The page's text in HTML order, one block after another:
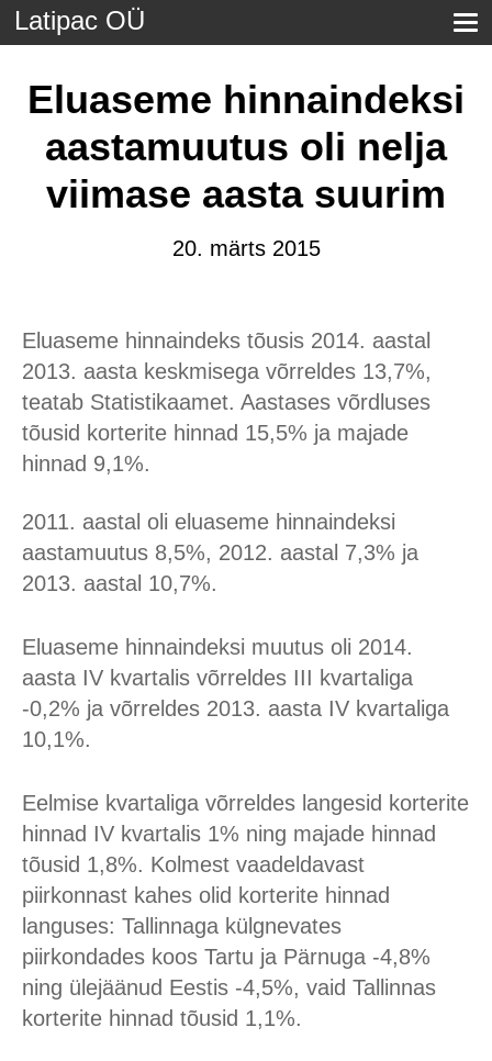
Latipac OÜ
Eluaseme hinnaindeksi
aastamuutus oli nelja
viimase aasta suurim
20. märts 2015
Eluaseme hinnaindeks tõusis 2014. aastal
2013. aasta keskmisega võrreldes 13,7%,
teatab Statistikaamet. Aastases võrdluses
tõusid korterite hinnad 15,5% ja majade
hinnad 9,1%.
2011. aastal oli eluaseme hinnaindeksi
aastamuutus 8,5%, 2012. aastal 7,3% ja
2013. aastal 10,7%.
Eluaseme hinnaindeksi muutus oli 2014.
aasta IV kvartalis võrreldes III kvartaliga
-0,2% ja võrreldes 2013. aasta IV kvartaliga
10,1%.
Eelmise kvartaliga võrreldes langesid korterite
hinnad IV kvartalis 1% ning majade hinnad
tõusid 1,8%. Kolmest vaadeldavast
piirkonnast kahes olid korterite hinnad
languses: Tallinnaga külgnevates
piirkondades koos Tartu ja Pärnuga -4,8%
ning ülejäänud Eestis -4,5%, vaid Tallinnas
korterite hinnad tõusid 1,1%.